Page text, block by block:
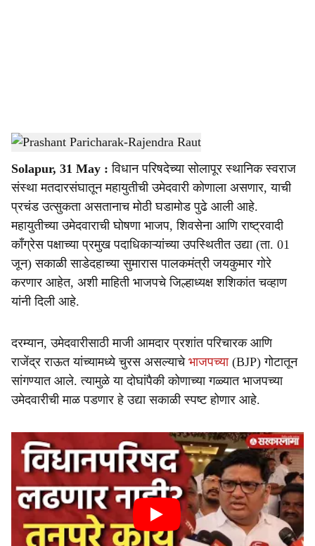
a
r
e
Prashant Paricharak-Rajendra Raut-Sarkarnama
Solapur, 31 May : विधान परिषदेच्या सोलापूर स्थानिक स्वराज
संस्था मतदारसंघातून महायुतीची उमेदवारी कोणाला असणार, याची
प्रचंड उत्सुकता असतानाच मोठी घडामोड पुढे आली आहे.
महायुतीच्या उमेदवाराची घोषणा भाजप, शिवसेना आणि राष्ट्रवादी
काँग्रेस पक्षाच्या प्रमुख पदाधिकाऱ्यांच्या उपस्थितीत उद्या (ता. 01
जून) सकाळी साडेदहाच्या सुमारास पालकमंत्री जयकुमार गोरे
करणार आहेत, अशी माहिती भाजपचे जिल्हाध्यक्ष शशिकांत चव्हाण
यांनी दिली आहे.
दरम्यान, उमेदवारीसाठी माजी आमदार प्रशांत परिचारक आणि
राजेंद्र राऊत यांच्यामध्ये चुरस असल्याचे भाजपच्या(BJP) गोटातून
सांगण्यात आले. त्यामुळे या दोघांपैकी कोणाच्या गळ्यात भाजपच्या
उमेदवारीची माळ पडणार हे उद्या सकाळी स्पष्ट होणार आहे.